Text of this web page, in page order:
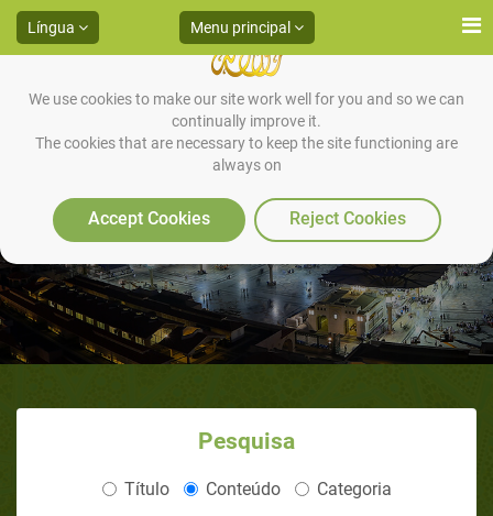
We use cookies to make our site work well for you and so we can
continually improve it.
The cookies that are necessary to keep the site functioning are
always on
Accept Cookies Reject Cookies
Língua Menu principal
Publicação do site
Pesquisa
Título Conteúdo Categoria